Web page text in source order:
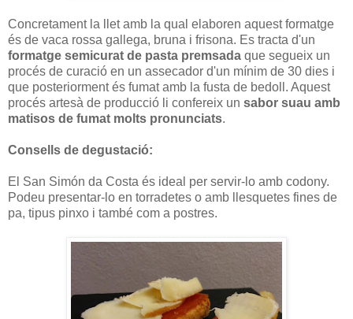
Concretament la llet amb la qual elaboren aquest formatge
és de vaca rossa gallega, bruna i frisona. Es tracta d'un
formatge semicurat de pasta premsada que segueix un
procés de curació en un assecador d'un mínim de 30 dies i
que posteriorment és fumat amb la fusta de bedoll. Aquest
procés artesà de producció li confereix un sabor suau amb
matisos de fumat molts pronunciats.
Consells de degustació:
El San Simón da Costa és ideal per servir-lo amb codony.
Podeu presentar-lo en torradetes o amb llesquetes fines de
pa, tipus pinxo i també com a postres.